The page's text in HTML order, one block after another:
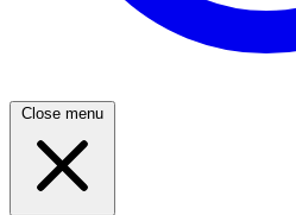
Close menu